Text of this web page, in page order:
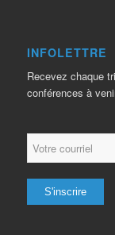
INFOLETTRE
Recevez chaque
conférences à